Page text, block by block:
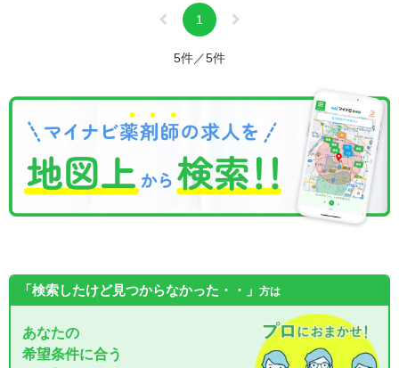
1
5件／5件
「検索したけど見つからなかった・・」 方は
あなたの
希望条件に合う